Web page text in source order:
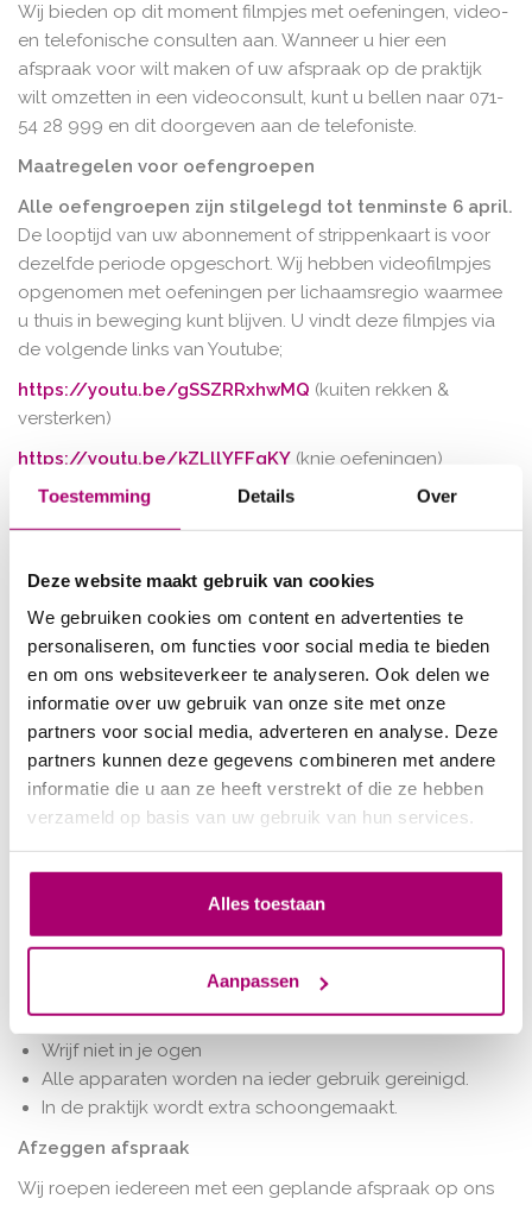
Toestemming Details Over
Deze website maakt gebruik van cookies
We gebruiken cookies om content en advertenties te
personaliseren, om functies voor social media te bieden
en om ons websiteverkeer te analyseren. Ook delen we
informatie over uw gebruik van onze site met onze
partners voor social media, adverteren en analyse. Deze
partners kunnen deze gegevens combineren met andere
informatie die u aan ze heeft verstrekt of die ze hebben
verzameld op basis van uw gebruik van hun services.
Alles toestaan
Aanpassen
Wij bieden op dit moment filmpjes met oefeningen, video-
en telefonische consulten aan. Wanneer u hier een
afspraak voor wilt maken of uw afspraak op de praktijk
wilt omzetten in een videoconsult, kunt u bellen naar 071-
54 28 999 en dit doorgeven aan de telefoniste.
Maatregelen voor oefengroepen
Alle oefengroepen zijn stilgelegd tot tenminste 6 april.
De looptijd van uw abonnement of strippenkaart is voor
dezelfde periode opgeschort. Wij hebben videofilmpjes
opgenomen met oefeningen per lichaamsregio waarmee
u thuis in beweging kunt blijven. U vindt deze filmpjes via
de volgende links van Youtube;
https://youtu.be/gSSZRRxhwMQ (kuiten rekken &
versterken)
https://youtu.be/kZLllYFFqKY (knie oefeningen)
https://youtu.be/8hcEG2-W0Ko
(lage rug stabiliteit)
https://youtu.be/kuf44W-QbfQ (bovenrug & nek)
https://youtu.be/O2y22EdX-2A(achilles & hielklachten)
https://youtu.be/HB5fFRkU_F0
Tevens worden ze nog geplaatst op onze Facebook
Pagina en website.
Hygiëne in de praktijk
Voor iedereen in de praktijk blijft gelden:
Schud geen handen
Was je handen voor en na iedere behandeling
minimaal 30 seconden met zeep en droog ze met
papieren doeken. Lees hiervoor
Hoest of nies in je elleboog of gebruik papieren
zakdoekjes
Wrijf niet in je ogen
Alle apparaten worden na ieder gebruik gereinigd.
In de praktijk wordt extra schoongemaakt.
Afzeggen afspraak
Wij roepen iedereen met een geplande afspraak op ons